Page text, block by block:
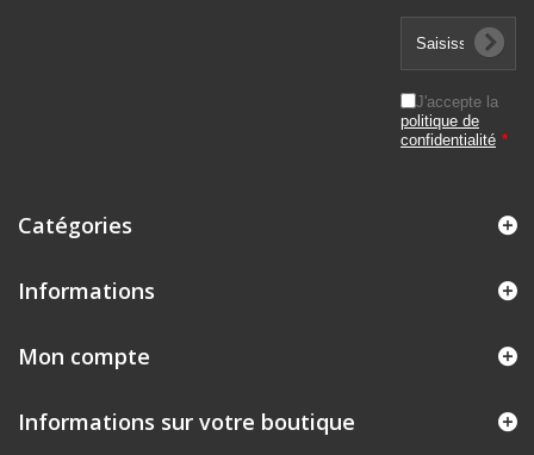
J'accepte la
politique de
confidentialité *
Catégories
Informations
Mon compte
Informations sur votre boutique